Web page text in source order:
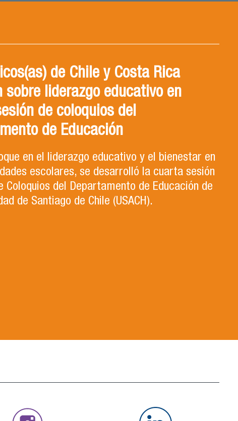
de Chile y Costa Rica
sobre liderazgo educativo en
de coloquios del
de Educación
en el liderazgo educativo y el bienestar en
escolares, se desarrolló la cuarta sesión
Coloquios del Departamento de Educación de
de Santiago de Chile (USACH).